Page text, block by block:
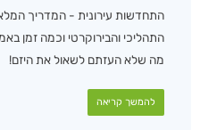
התחדשות עירונית - המדריך
התהליכי והבירוקרטי וכמה זמן
מה שלא העזתם לשאול את היזם!
להמשך קריאה